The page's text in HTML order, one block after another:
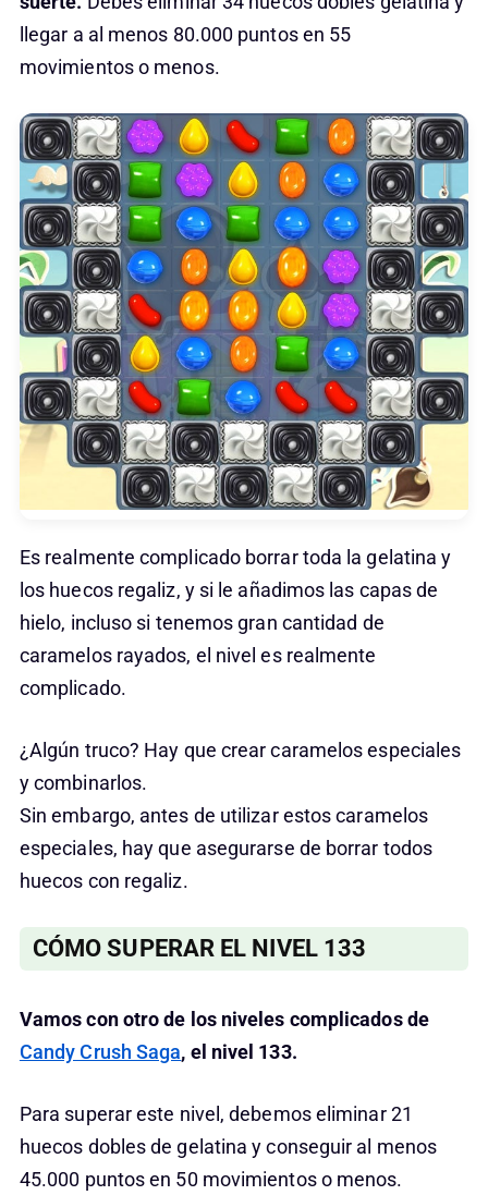
llegar a al menos 80.000 puntos en 55
movimientos o menos.
Es realmente complicado borrar toda la gelatina y
los huecos regaliz, y si le añadimos las capas de
hielo, incluso si tenemos gran cantidad de
caramelos rayados, el nivel es realmente
complicado.
¿Algún truco? Hay que crear caramelos especiales
y combinarlos.
Sin embargo, antes de utilizar estos caramelos
especiales, hay que asegurarse de borrar todos
huecos con regaliz.
CÓMO SUPERAR EL NIVEL 133
Vamos con otro de los niveles complicados de
Candy Crush Saga, el nivel 133.
Para superar este nivel, debemos eliminar 21
huecos dobles de gelatina y conseguir al menos
45.000 puntos en 50 movimientos o menos.